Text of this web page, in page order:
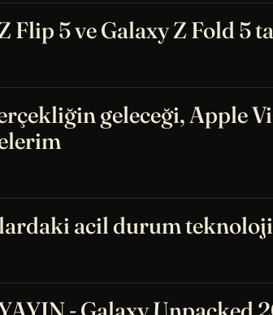
Flip 5 ve Galaxy Z Fold 5
geleceği, Apple
acil durum